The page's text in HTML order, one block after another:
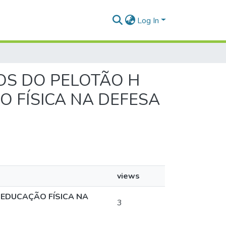
Log In
DO PELOTÃO H
FÍSICA NA DEFESA
views
FÍSICA NA
3